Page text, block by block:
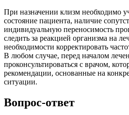
При назначении клизм необходимо
состояние пациента, наличие
индивидуальную переносимость
следить за реакцией организма на
необходимости корректировать
В любом случае, перед началом
проконсультироваться с врачом,
рекомендации, основанные на
ситуации.
Вопрос-ответ